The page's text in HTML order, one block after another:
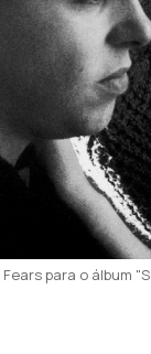
para o álbum